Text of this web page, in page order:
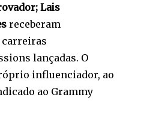
Lais
receberam
carreiras
lançadas. O
influenciador, ao
ao Grammy